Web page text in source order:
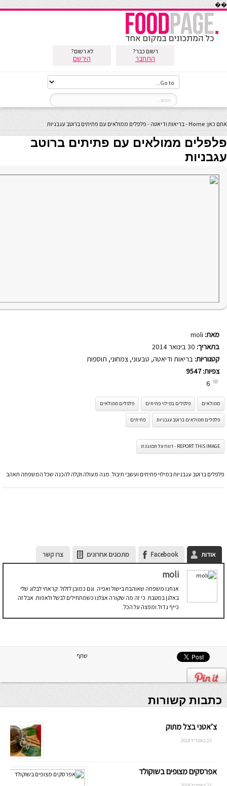
��
רשום כבר?
התחבר
לא רשום?
הירשם
אתם כאן: Home
-בריאות ודיאטה - פלפלים ממולאים עם פתיתים ברוטב עגבניות
פלפלים ממולאים עם פתיתים ברוטב
עגבניות
מאת: moli
בתאריך:
קטגוריות: בריאות ודיאטה, טבעוני, צמחוני, תוספות
צפיות:9547
6
ממולאים פלפלים במילוי פתיתים פלפלים ממולאים
פלפלים ממולאים ברוטב עגבניות פתיתים
REPORT THIS IMAGE - דווח על תמונה זו
פלפלים ברוטב עגבניות במילוי פתיתים ועשבי תיבול. מנה מעולה וקלה להכנה שכל המשפחה תאהב
אודות Facebook מתכונים אחרונים צרו קשר
moli
אנחנו משפחה שאוהבת בישול ואפיה. וגם כמובן לזלול. קראתי לבלוג שלי
באלגן במטבח. כי זה מה שקורה אצלנו כשמתחילים לבשל ולאפות. אבל זה
כייף גדול.ומפצה על הכל.
שתף
כתבות קשורות
צ’אטני בצל מתוק
22 באפריל 2018
אפרסקים מצופים בשוקולד